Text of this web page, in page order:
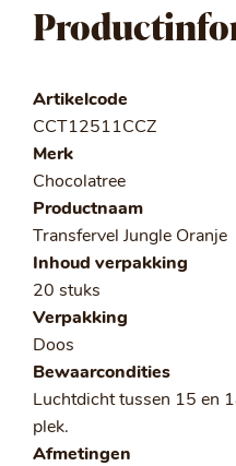
Artikelcode
CCT12511CCZ
Merk
Chocolatree
Productnaam
Transfervel Jungle Oranje
Inhoud verpakking
20 stuks
Verpakking
Doos
Bewaarcondities
Luchtdicht tussen 15 en
plek.
Afmetingen